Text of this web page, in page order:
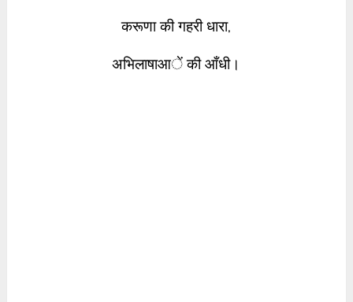
करूणा की गहरी धारा,
अभिलाषाआें की आँधी।